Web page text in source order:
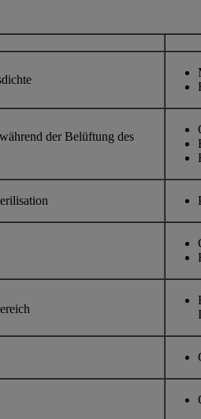
der Belüftung des